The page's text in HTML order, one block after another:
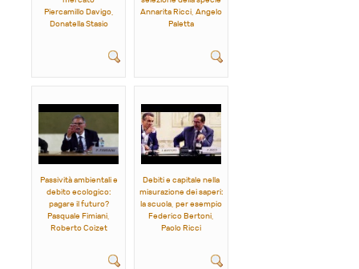
Piercamillo Davigo,
Donatella Stasio
Annarita Ricci, Angelo
Paletta
Passività ambientali e
debito ecologico:
pagare il futuro?
Pasquale Fimiani,
Roberto Coizet
Debiti e capitale nella
misurazione dei saperi:
la scuola, per esempio
Federico Bertoni,
Paolo Ricci